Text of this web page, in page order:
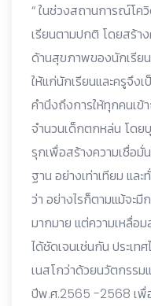
“ ในช่วงสถานการณ์โค
เรียนตามปกติ โดยสร้า
ด้านสุขภาพของนักเรีย
ให้แก่นักเรียนและครูจึง
คำนึงถึงการให้ทุกคนเ
จำนวนเด็กตกหล่น โดย
รุกเพื่อสร้างความเชื่อมั่
ฐาน อย่างเท่าเทียม แล
ว่า อย่างไรก็ตามแม้จะมี
มากมาย แต่ความเหลื่อ
ได้ชัดเจนเช่นกัน ประเ
เนสโกว่าด้วยนวัตกรรม
ปีพ.ศ.2565 -2568 เพื่